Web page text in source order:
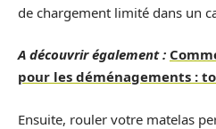
de chargement limité dans un
A découvrir également :
pour les déménagements :
Ensuite, rouler votre matelas